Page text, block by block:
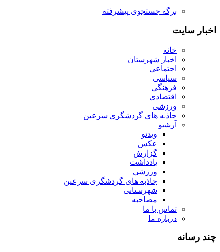
برگه جستجوی پیشرفته
اخبار سایت
خانه
اخبار شهرستان
اجتماعی
سیاسی
فرهنگی
اقتصادی
ورزشی
جاذبه های گردشگری سرعین
آرشیو
ویدئو
عکس
گزارش
یادداشت
ورزشی
جاذبه های گردشگری سرعین
شهرستانی
مصاحبه
تماس با ما
درباره ما
چند رسانه